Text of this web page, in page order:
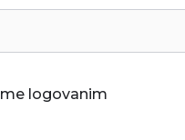
logovanim